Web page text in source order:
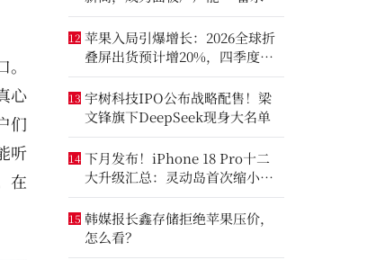
心
们
听
在
池”
12 苹果入局引爆增长：2026全球折
叠屏出货预计增20%，四季度成
全年销量关键窗口
13 宇树科技IPO公布战略配售！梁
文锋旗下DeepSeek现身大名单
14 下月发布！iPhone 18 Pro十二
大升级汇总：灵动岛首次缩小、
首次2nm芯片
15 韩媒报长鑫存储拒绝苹果压价，
怎么看？